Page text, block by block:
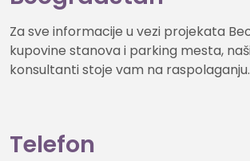
Za sve informacije u vezi projekata
kupovine stanova i parking mesta,
konsultanti stoje vam na raspolaganju.
Telefon